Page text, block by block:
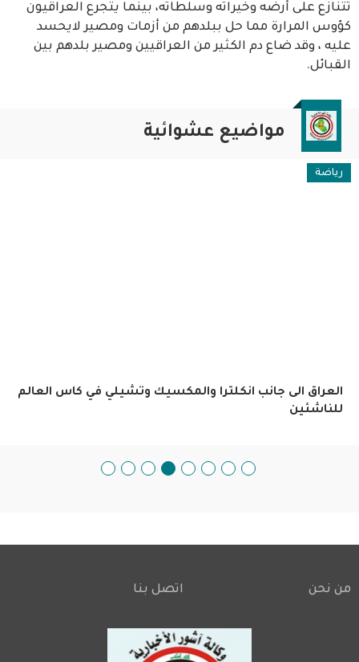
تتنازع على أرضه وخيراته وسلطاته، بينما يتجرع العراقيون
كؤوس المرارة مما حل ببلدهم من أزمات ومصير لايحسد
عليه ، وقد ضاع دم الكثير من العراقيين ومصير بلدهم بين
القبائل.
مواضيع عشوائية
رياضة
العراق الى جانب انكلترا والمكسيك وتشيلي في كاس العالم
للناشئين
Footer
من نحن اتصل بنا